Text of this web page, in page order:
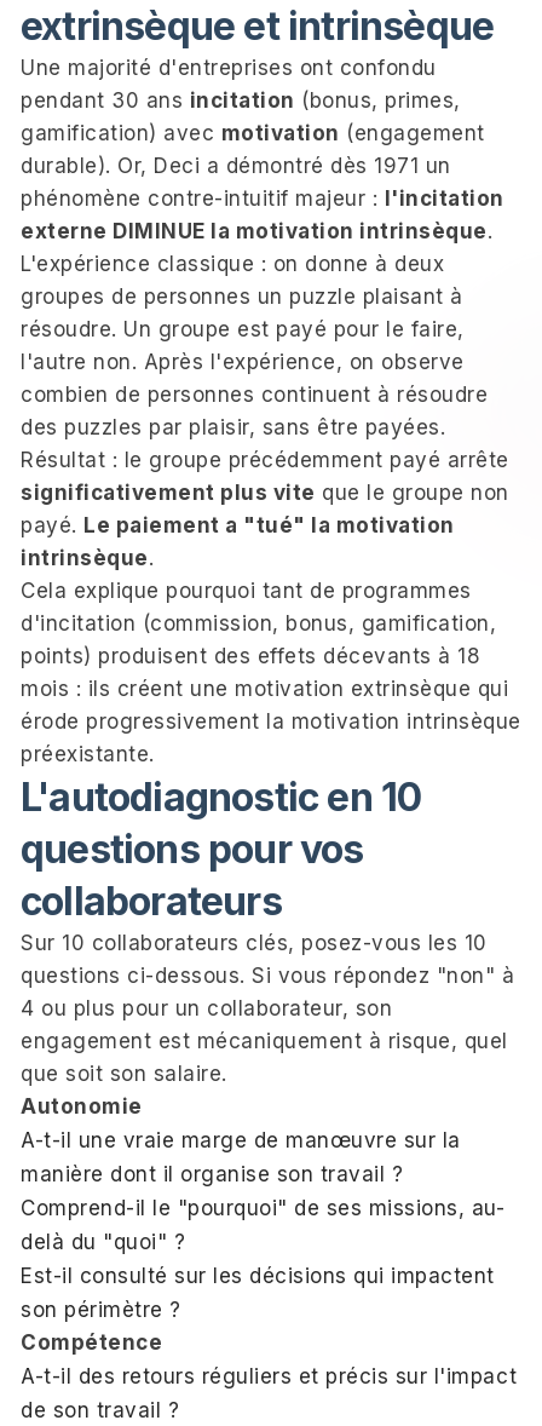
extrinsèque et intrinsèque
Une majorité d'entreprises ont confondu
pendant 30 ans incitation (bonus, primes,
gamification) avec motivation (engagement
durable). Or, Deci a démontré dès 1971 un
phénomène contre-intuitif majeur : l'incitation
externe DIMINUE la motivation intrinsèque.
L'expérience classique : on donne à deux
groupes de personnes un puzzle plaisant à
résoudre. Un groupe est payé pour le faire,
l'autre non. Après l'expérience, on observe
combien de personnes continuent à résoudre
des puzzles par plaisir, sans être payées.
Résultat : le groupe précédemment payé arrête
significativement plus vite que le groupe non
payé. Le paiement a "tué" la motivation
intrinsèque.
Cela explique pourquoi tant de programmes
d'incitation (commission, bonus, gamification,
points) produisent des effets décevants à 18
mois : ils créent une motivation extrinsèque qui
érode progressivement la motivation intrinsèque
préexistante.
L'autodiagnostic en 10
questions pour vos
collaborateurs
Sur 10 collaborateurs clés, posez-vous les 10
questions ci-dessous. Si vous répondez "non" à
4 ou plus pour un collaborateur, son
engagement est mécaniquement à risque, quel
que soit son salaire.
Autonomie
A-t-il une vraie marge de manœuvre sur la
manière dont il organise son travail ?
Comprend-il le "pourquoi" de ses missions, au-
delà du "quoi" ?
Est-il consulté sur les décisions qui impactent
son périmètre ?
Compétence
A-t-il des retours réguliers et précis sur l'impact
de son travail ?